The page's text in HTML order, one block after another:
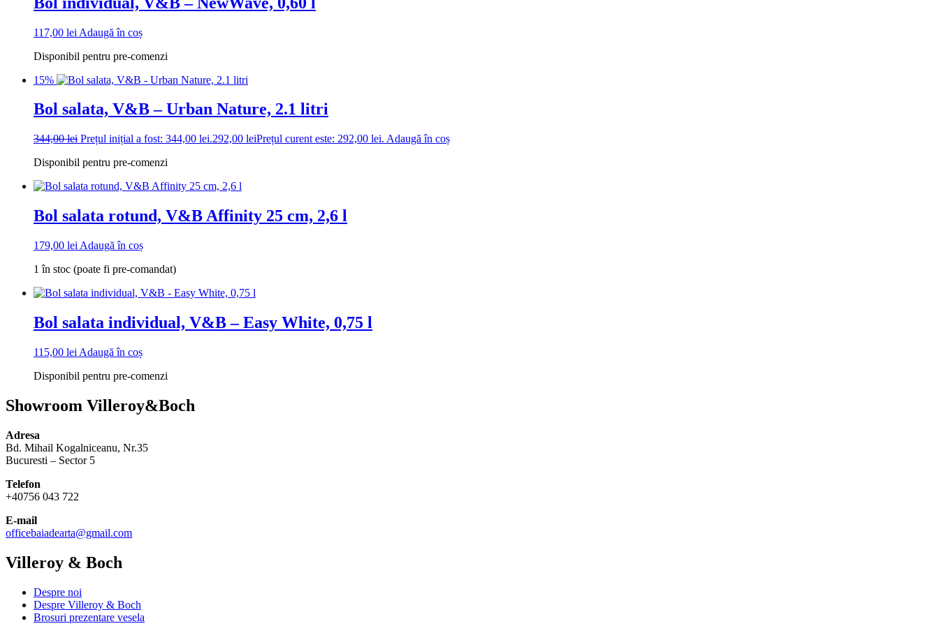
117,00 lei Adaugă în coș
Disponibil pentru pre-comenzi
15%
Bol salata, V&B – Urban Nature, 2.1 litri
344,00lei Prețul inițial a fost: 344,00 lei.292,00 leiPrețul curent este: 292,00 lei. Adaugă în coș
Disponibil pentru pre-comenzi
Bol salata rotund, V&B Affinity 25 cm, 2,6 l
179,00 lei Adaugă în coș
1 în stoc (poate fi pre-comandat)
Bol salata individual, V&B – Easy White, 0,75 l
115,00 lei Adaugă în coș
Disponibil pentru pre-comenzi
Showroom Villeroy&Boch
Adresa
Bd. Mihail Kogalniceanu, Nr.35
Bucuresti – Sector 5
Telefon
+40756 043 722
E-mail
officebaiadearta@gmail.com
Villeroy & Boch
Despre noi
Despre Villeroy & Boch
Brosuri prezentare vesela